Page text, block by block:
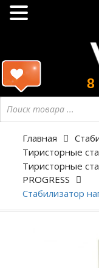
8
Главная
Тиристорные
Тиристорные
PROGRESS
Стабилизатор